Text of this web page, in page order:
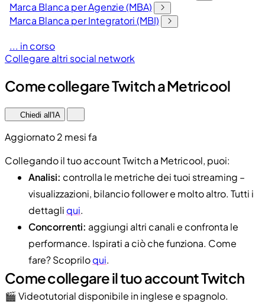
Marca Blanca per Agenzie (MBA)
Marca Blanca per Integratori (MBI)
... in corso
Collegare altri social network
Come collegare Twitch a Metricool
Chiedi all'IA
Aggiornato 2 mesi fa
Collegando il tuo account Twitch a Metricool, puoi:
Analisi: controlla le metriche dei tuoi streaming –
visualizzazioni, bilancio follower e molto altro. Tutti i
dettagli qui.
Concorrenti: aggiungi altri canali e confronta le
performance. Ispirati a ciò che funziona. Come
fare? Scopriloqui.
Come collegare il tuo account Twitch
🎬 Videotutorial disponibile in inglese e spagnolo.